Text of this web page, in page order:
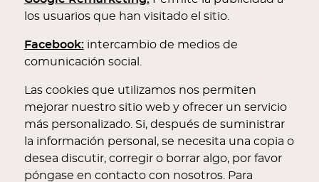
los usuarios que han visitado el sitio.
Facebook:intercambio de medios de
comunicación social.
Las cookies que utilizamos nos permiten
mejorar nuestro sitio web y ofrecer un servicio
más personalizado. Si, después de suministrar
la información personal, se necesita una copia o
desea discutir, corregir o borrar algo, por favor
póngase en contacto con nosotros. Para